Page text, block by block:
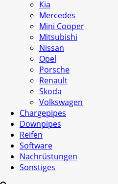
Kia
Mercedes
Mini Cooper
Mitsubishi
Nissan
Opel
Porsche
Renault
Skoda
Volkswagen
Chargepipes
Downpipes
Reifen
Software
Nachrüstungen
Sonstiges